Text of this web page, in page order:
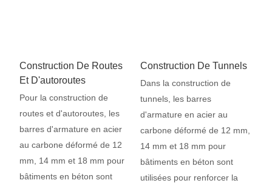
Construction De Routes
Et D'autoroutes
Pour la construction de
routes et d'autoroutes, les
barres d'armature en acier
au carbone déformé de 12
mm, 14 mm et 18 mm pour
bâtiments en béton sont
Construction De Tunnels
Dans la construction de
tunnels, les barres
d'armature en acier au
carbone déformé de 12 mm,
14 mm et 18 mm pour
bâtiments en béton sont
utilisées pour renforcer la